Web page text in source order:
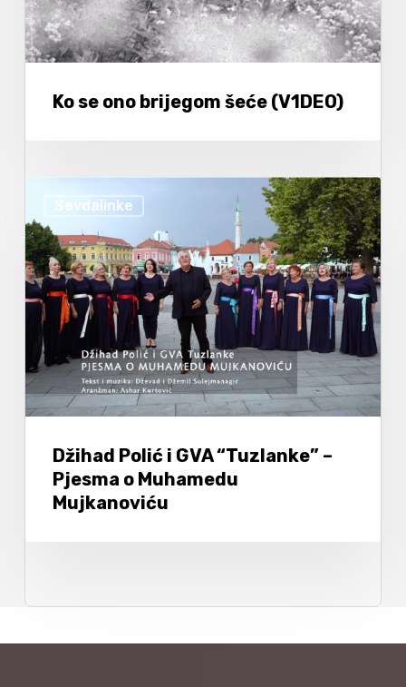
Ko se ono brijegom šeće (V1DEO)
Sevdalinke
Džihad Polić i GVA “Tuzlanke” –
Pjesma o Muhamedu
Mujkanoviću